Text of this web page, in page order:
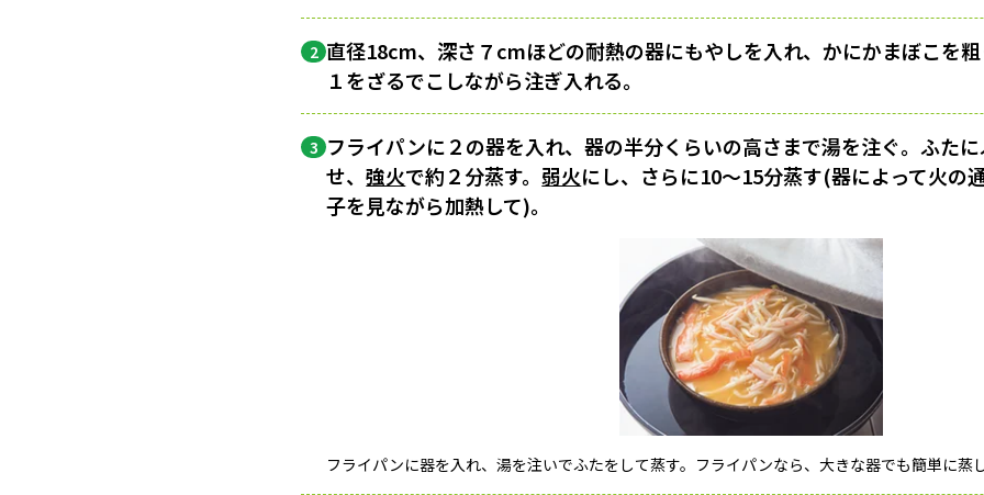
2 直径18cm、深さ７cmほどの耐熱の器にもやしを入れ、かにかまぼこを粗
１をざるでこしながら注ぎ入れる。
3 フライパンに２の器を入れ、器の半分くらいの高さまで湯を注ぐ。ふた
せ、強火で約２分蒸す。弱火にし、さらに10〜15分蒸す(器によって火の
子を見ながら加熱して)。
フライパンに器を入れ、湯を注いでふたをして蒸す。フライパンなら、大きな器でも簡単に蒸